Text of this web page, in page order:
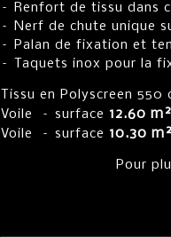
– Renfort de tissu dans
– Nerf de chute unique
– Palan de fixation et
– Taquets inox pour la
Tissu en Polyscreen 550
Voile – surface 12.60 m²
Voile – surface 10.30 m²
Pour